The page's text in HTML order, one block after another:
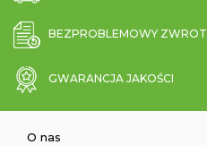
BEZPROBLEMOWY ZWROT
GWARANCJA JAKOŚCI
O nas